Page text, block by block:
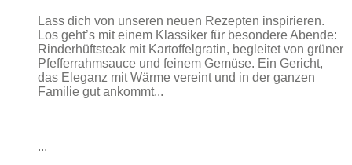
Lass dich von unseren neuen Rezepten inspirieren.
Los geht’s mit einem Klassiker für besondere Abende:
Rinderhüftsteak mit Kartoffelgratin, begleitet von grüner
Pfefferrahmsauce und feinem Gemüse. Ein Gericht,
das Eleganz mit Wärme vereint und in der ganzen
Familie gut ankommt...
...